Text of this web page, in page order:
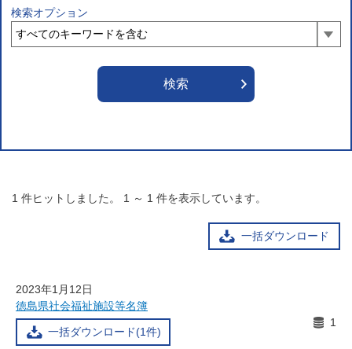
検索オプション
1 件ヒットしました。 1 ～ 1 件を表示しています。
一括ダウンロード
2023年1月12日
徳島県社会福祉施設等名簿
一括ダウンロード(1件)
1